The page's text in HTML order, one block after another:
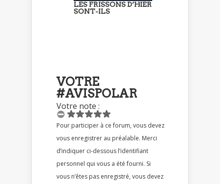
LES FRISSONS D’HIER
SONT-ILS
VOTRE
#AVISPOLAR
Votre note :
Pour participer à ce forum, vous devez
vous enregistrer au préalable. Merci
d’indiquer ci-dessous l’identifiant
personnel qui vous a été fourni. Si
vous n’êtes pas enregistré, vous devez